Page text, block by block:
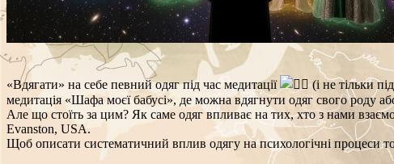
«Вдягати» на себе певний одяг під час медитації
(і не тільки
медитація «Шафа моєї бабусі», де можна вдягнути одяг свого роду
Але що стоїть за цим? Як саме одяг впливає на тих, хто з нами
Evanston, USA.
Щоб описати систематичний вплив одягу на психологічні процеси